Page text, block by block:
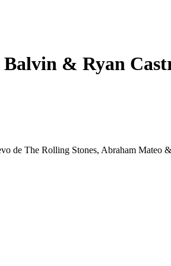
& Ryan
de The Rolling Stones, Abraham